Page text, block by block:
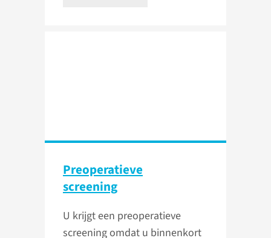
Preoperatieve
screening
U krijgt een preoperatieve
screening omdat u binnenkort